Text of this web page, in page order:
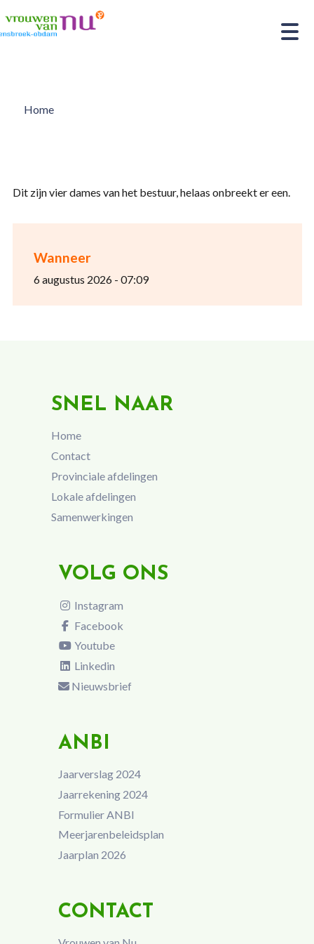
Home
Wanneer
6 augustus 2026 - 07:09
Dit zijn vier dames van het bestuur, helaas onbreekt er een.
SNEL NAAR
Home
Contact
Provinciale afdelingen
Lokale afdelingen
Samenwerkingen
VOLG ONS
Instagram
Facebook
Youtube
Linkedin
Nieuwsbrief
ANBI
Jaarverslag 2024
Jaarrekening 2024
Formulier ANBI
Meerjarenbeleidsplan
Jaarplan 2026
CONTACT